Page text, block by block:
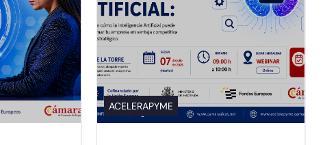
ACELERAPYME